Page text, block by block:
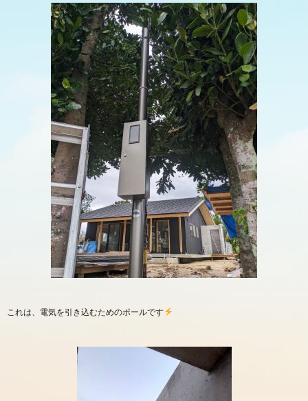
これは、電気を引き込むためのポールです